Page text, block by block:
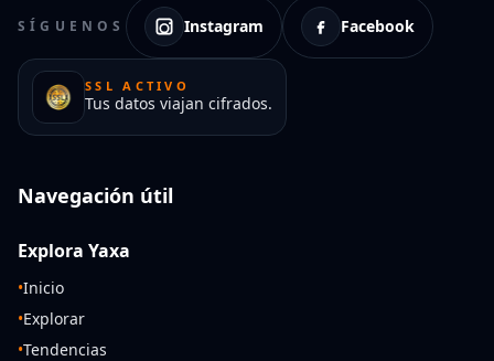
SÍGUENOS Instagram Facebook
SSL ACTIVO
Tus datos viajan cifrados.
Navegación útil
Explora Yaxa
•Inicio
•Explorar
•Tendencias